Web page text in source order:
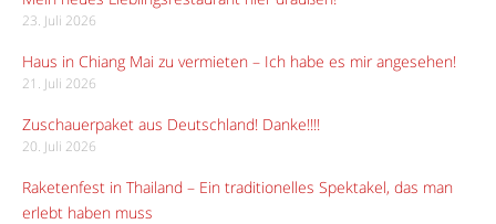
23. Juli 2026
Haus in Chiang Mai zu vermieten – Ich habe es mir angesehen!
21. Juli 2026
Zuschauerpaket aus Deutschland! Danke!!!!
20. Juli 2026
Raketenfest in Thailand – Ein traditionelles Spektakel, das man
erlebt haben muss